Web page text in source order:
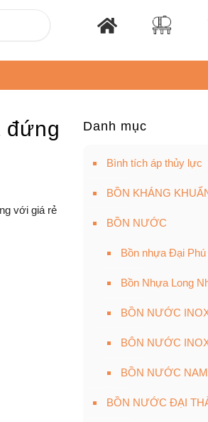
đứng
với giá rẻ
Danh mục
Bình tích áp thủy lực
BỒN KHÁNG
BỒN NƯỚC
Bồn nhựa Đại Phú
Bồn Nhựa Long
BỒN NƯỚC
BÔN NƯỚC
BỒN NƯỚC
BỒN NƯỚC ĐẠI